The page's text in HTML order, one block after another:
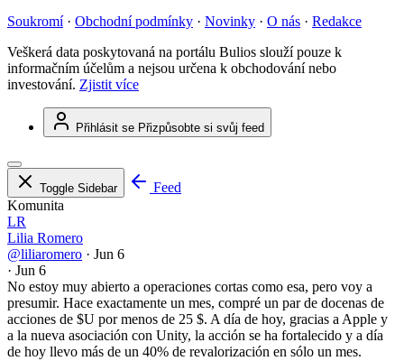
Soukromí · Obchodní podmínky · Novinky · O nás · Redakce
Veškerá data poskytovaná na portálu Bulios slouží pouze k
informačním účelům a nejsou určena k obchodování nebo
investování. Zjistit více
Přihlásit se Přizpůsobte si svůj feed
Toggle Sidebar
Feed
Komunita
LR
Lilia Romero
@liliaromero · Jun 6
· Jun 6
No estoy muy abierto a operaciones cortas como esa, pero voy a
presumir. Hace exactamente un mes, compré un par de docenas de
acciones de $U por menos de 25 $. A día de hoy, gracias a Apple y
a la nueva asociación con Unity, la acción se ha fortalecido y a día
de hoy llevo más de un 40% de revalorización en sólo un mes.